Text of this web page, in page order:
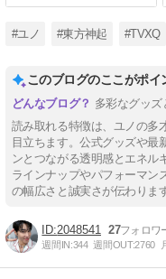
#ユノ #東方神起 #TVXQ
このブログのここがポイ
多彩なグッズ
読み取れる特徴は、ユノの多
目立ちます。公式グッズや最
ンとつながる透明感とエネル
ラインナップやパフォーマン
の幅広さと誠実さが伝わります
2048541 27
週間IN:344 週間OUT:2760